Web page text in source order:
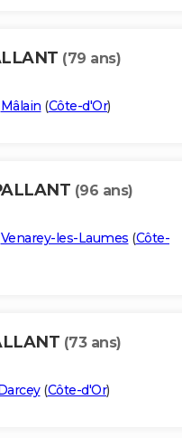
(79 ans)
Mâlain (Côte-d'Or)
(96 ans)
Venarey-les-Laumes (Côte-
(73 ans)
(Côte-d'Or)